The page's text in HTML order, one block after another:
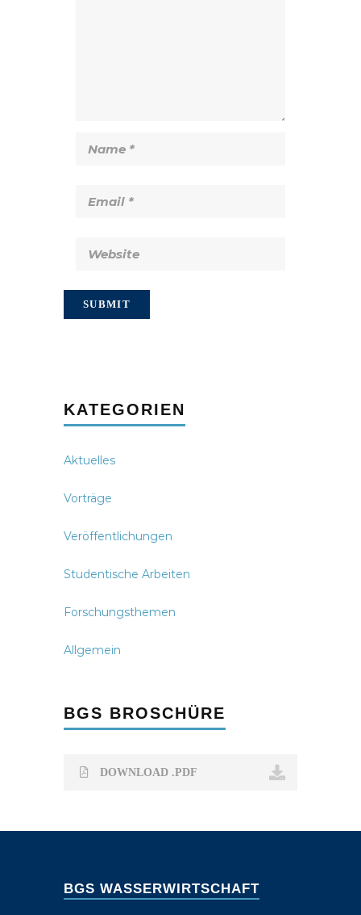
KATEGORIEN
Aktuelles
Vorträge
Veröffentlichungen
Studentische Arbeiten
Forschungsthemen
Allgemein
BGS BROSCHÜRE
DOWNLOAD .PDF
BGS WASSERWIRTSCHAFT